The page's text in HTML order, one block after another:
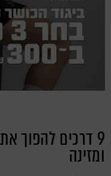
ומזינה